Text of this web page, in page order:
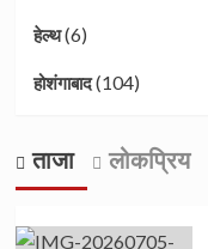
हेल्थ(6)
होशंगाबाद(104)
ताजा लोकप्रिय